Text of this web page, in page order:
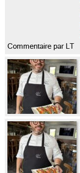
Commentaire par LT